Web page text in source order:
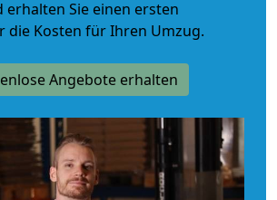
erhalten Sie einen ersten
die Kosten für Ihren Umzug.
Angebote erhalten